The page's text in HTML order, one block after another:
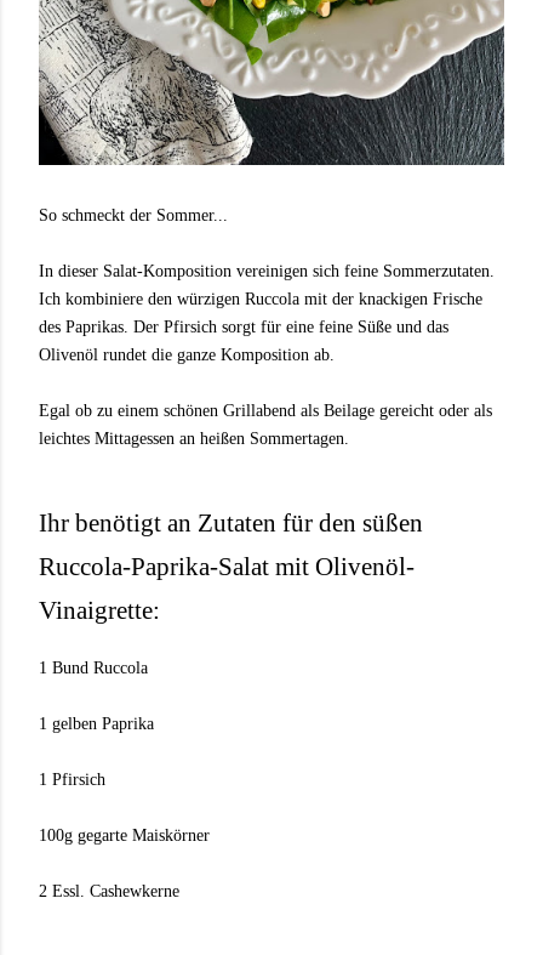
So schmeckt der Sommer...
In dieser Salat-Komposition vereinigen sich feine Sommerzutaten.
Ich kombiniere den würzigen Ruccola mit der knackigen Frische
des Paprikas. Der Pfirsich sorgt für eine feine Süße und das
Olivenöl rundet die ganze Komposition ab.
Egal ob zu einem schönen Grillabend als Beilage gereicht oder als
leichtes Mittagessen an heißen Sommertagen.
Ihr benötigt an Zutaten für den süßen
Ruccola-Paprika-Salat mit Olivenöl-
Vinaigrette:
1 Bund Ruccola
1 gelben Paprika
1 Pfirsich
100g gegarte Maiskörner
2 Essl. Cashewkerne